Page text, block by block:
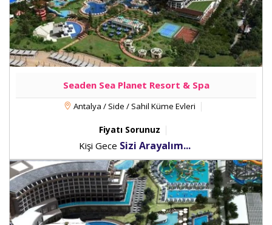
Seaden Sea Planet Resort & Spa
Antalya / Side / Sahil Küme Evleri
Fiyatı Sorunuz
Kişi Gece Sizi Arayalım...